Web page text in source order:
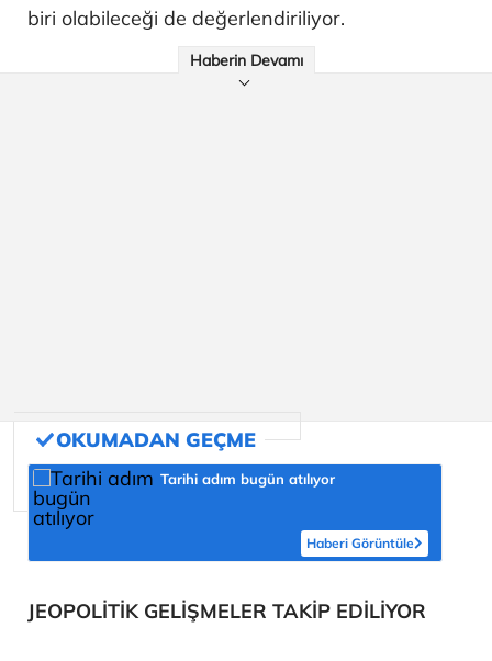
biri olabileceği de değerlendiriliyor.
Haberin Devamı
Tarihi adım bugün atılıyor
Haberi Görüntüle
JEOPOLİTİK GELİŞMELER TAKİP EDİLİYOR